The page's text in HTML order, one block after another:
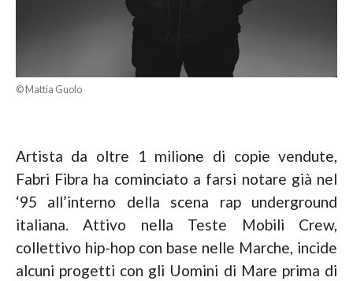
© Mattia Guolo
Artista da oltre 1 milione di copie vendute,
Fabri Fibra ha cominciato a farsi notare già nel
‘95 all’interno della scena rap underground
italiana. Attivo nella Teste Mobili Crew,
collettivo hip-hop con base nelle Marche, incide
alcuni progetti con gli Uomini di Mare prima di